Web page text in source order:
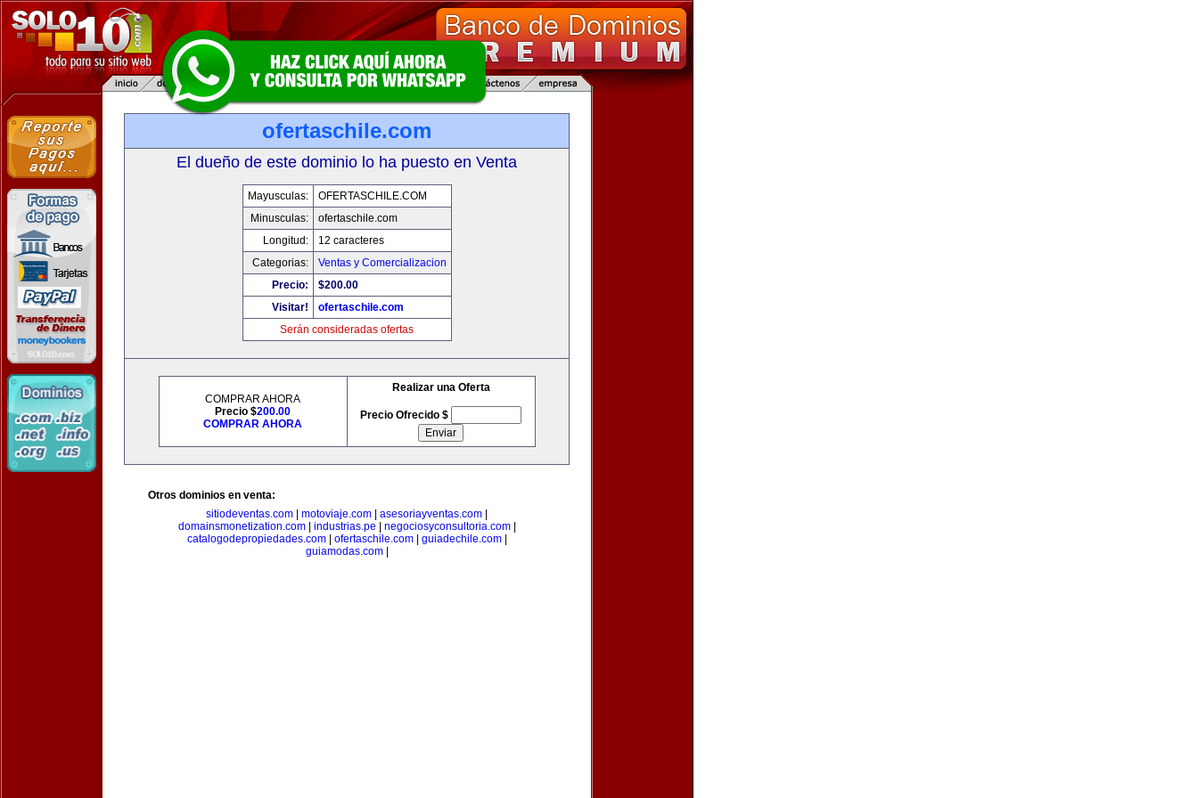
ofertaschile.com
El dueño de este dominio lo ha puesto en Venta
Mayusculas:
OFERTASCHILE.COM
Minusculas:
ofertaschile.com
Longitud:
12 caracteres
Categorias:
Ventas y Comercializacion
Precio:
$200.00
Visitar!
ofertaschile.com
Serán consideradas ofertas
COMPRAR AHORA
Precio $200.00
COMPRAR AHORA
Realizar una Oferta
Precio Ofrecido $
Otros dominios en venta:
sitiodeventas.com
motoviaje.com asesoriayventas.com
domainsmonetization.com| industrias.pe negociosyconsultoria.com|
catalogodepropiedades.com| ofertaschile.com| guiadechile.com|
guiamodas.com|